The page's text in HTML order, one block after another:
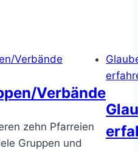
Verbände
Verbände
zehn Pfarreien
Gruppen und